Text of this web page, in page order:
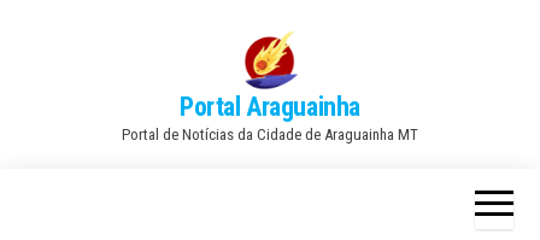
Portal Araguainha
Portal de Notícias da Cidade de Araguainha MT